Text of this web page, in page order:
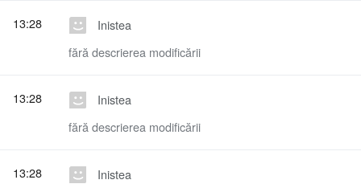
Inistea
fără descrierea modificării
13:28
Inistea
fără descrierea modificării
13:28
Inistea
13:28